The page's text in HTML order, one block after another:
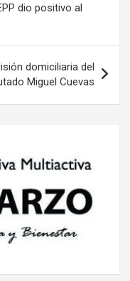
dio positivo al
domiciliaria del
Miguel Cuevas